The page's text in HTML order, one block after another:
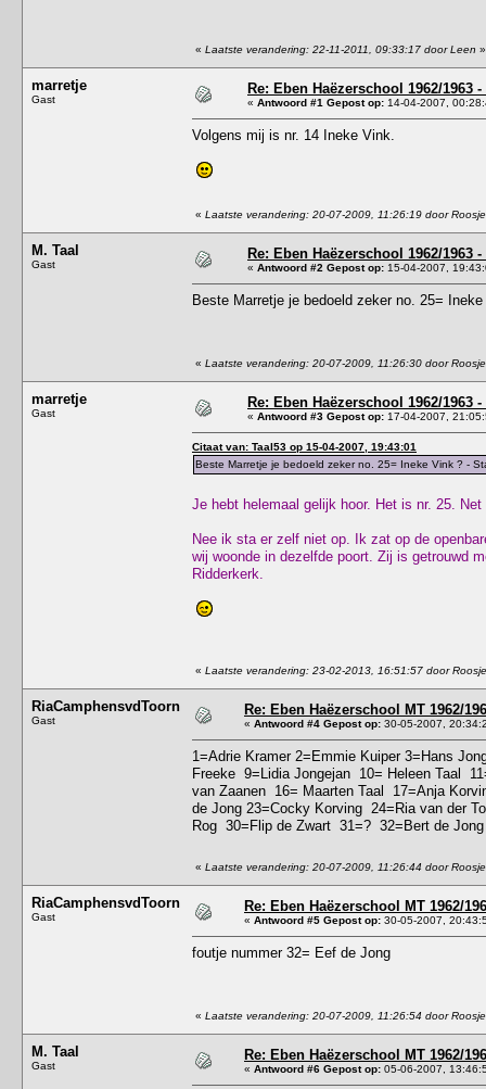
« Laatste verandering: 22-11-2011, 09:33:17 door Leen »
marretje
Gast
Re: Eben Haëzerschool 1962/1963
« Antwoord #1 Gepost op: 14-04-2007,
Volgens mij is nr. 14 Ineke Vink.
« Laatste verandering: 20-07-2009, 11:26:19 door Roosje
M. Taal
Gast
Re: Eben Haëzerschool 1962/1963
« Antwoord #2 Gepost op: 15-04-2007,
Beste Marretje je bedoeld zeker no. 25=
« Laatste verandering: 20-07-2009, 11:26:30 door Roosje
marretje
Gast
Re: Eben Haëzerschool 1962/1963
« Antwoord #3 Gepost op: 17-04-2007,
Citaat van: Taal53 op 15-04-2007, 19:43:01
Beste Marretje je bedoeld zeker no. 25= Ineke Vink ? -
Je hebt helemaal gelijk hoor. Het is nr. 25.
Nee ik sta er zelf niet op. Ik zat op de
wij woonde in dezelfde poort. Zij is getrouwd
Ridderkerk.
« Laatste verandering: 23-02-2013, 16:51:57 door Roosje
RiaCamphensvdToorn
Gast
Re: Eben Haëzerschool MT 1962/
« Antwoord #4 Gepost op: 30-05-2007,
1=Adrie Kramer 2=Emmie Kuiper 3=Hans
Freeke 9=Lidia Jongejan 10= Heleen Taal
van Zaanen 16= Maarten Taal 17=Anja
de Jong 23=Cocky Korving 24=Ria van der
Rog 30=Flip de Zwart 31=? 32=Bert de
« Laatste verandering: 20-07-2009, 11:26:44 door Roosje
RiaCamphensvdToorn
Gast
Re: Eben Haëzerschool MT 1962/
« Antwoord #5 Gepost op: 30-05-2007,
foutje nummer 32= Eef de Jong
« Laatste verandering: 20-07-2009, 11:26:54 door Roosje
M. Taal
Gast
Re: Eben Haëzerschool MT 1962/
« Antwoord #6 Gepost op: 05-06-2007,